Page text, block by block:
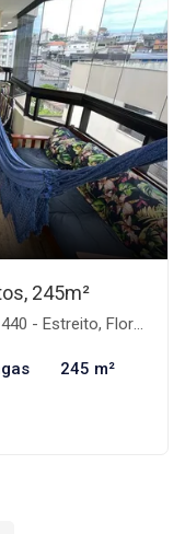
245m²
Florianópolis-SC
245 m²